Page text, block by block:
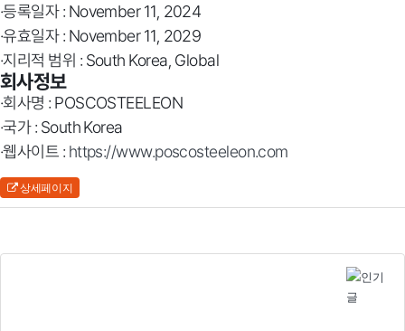
·등록일자 : November 11, 2024
·유효일자 : November 11, 2029
·지리적 범위 : South Korea, Global
회사정보
·회사명 : POSCOSTEELEON
·국가 : South Korea
·웹사이트 : https://www.poscosteeleon.com
상세페이지